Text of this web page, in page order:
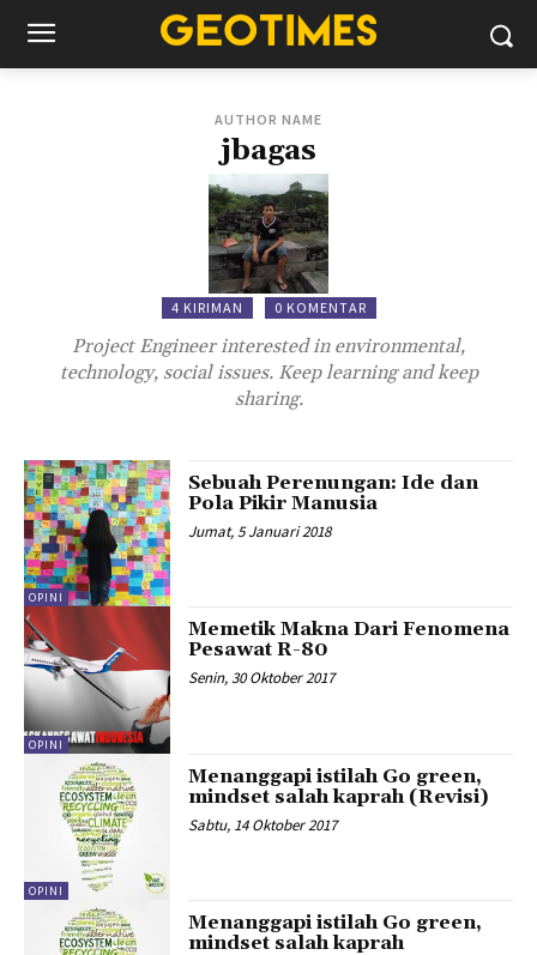
AUTHOR NAME
jbagas
4 KIRIMAN 0 KOMENTAR
Project Engineer interested in environmental,
technology, social issues. Keep learning and keep
sharing.
OPINI
Sebuah Perenungan: Ide dan
Pola Pikir Manusia
Jumat, 5 Januari 2018
OPINI
Memetik Makna Dari Fenomena
Pesawat R-80
Senin, 30 Oktober 2017
OPINI
Menanggapi istilah Go green,
mindset salah kaprah (Revisi)
Sabtu, 14 Oktober 2017
Menanggapi istilah Go green,
mindset salah kaprah